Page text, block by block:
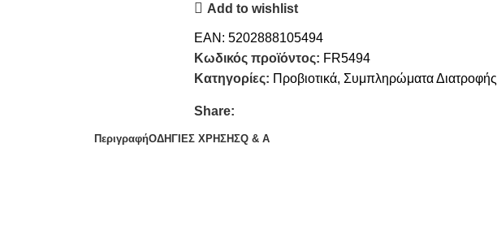
Add to wishlist
EAN: 5202888105494
Κωδικός προϊόντος: FR5494
Κατηγορίες: Προβιοτικά, Συμπληρώματα Διατροφής
Share:
ΠεριγραφήΟΔΗΓΙΕΣ ΧΡΗΣΗΣQ & A